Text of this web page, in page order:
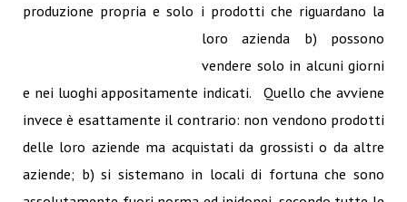
produzione propria e solo i prodotti che riguardano la
loro azienda b) possono
vendere solo in alcuni giorni
e nei luoghi appositamente indicati. Quello che avviene
invece è esattamente il contrario: non vendono prodotti
delle loro aziende ma acquistati da grossisti o da altre
aziende; b) si sistemano in locali di fortuna che sono